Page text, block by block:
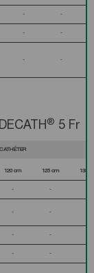
- -
- -
- -
® 5 Fr
120 cm 125 cm 135
- -
- -
- -
- -